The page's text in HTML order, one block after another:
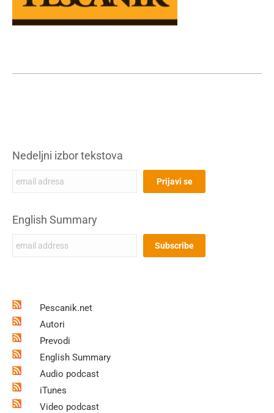
Nedeljni izbor tekstova
English Summary
Pescanik.net
Autori
Prevodi
English Summary
Audio podcast
iTunes
Video podcast